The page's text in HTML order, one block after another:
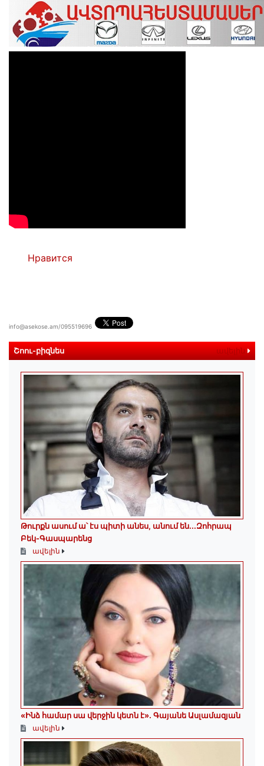
Нравится
info@asekose.am/095519696
Շոու-բիզնես ավելին
Թուրքն ասում ա՝ էս պիտի անես, անում են․․․Զոհրապ
Բեկ-Գասպարենց
ավելին
«Ինձ համար սա վերջին կետն է»․ Գայանե Ասլամազյան
ավելին